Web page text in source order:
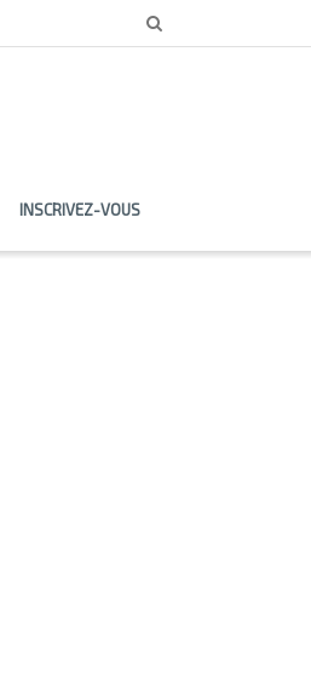
INSCRIVEZ-VOUS